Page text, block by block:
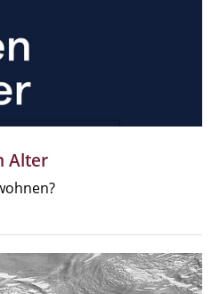
Alter